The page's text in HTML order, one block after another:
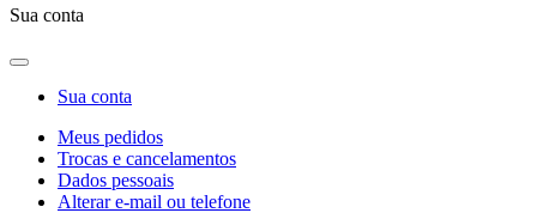
Sua conta
Sua conta
Meus pedidos
Trocas e cancelamentos
Dados pessoais
Alterar e-mail ou telefone